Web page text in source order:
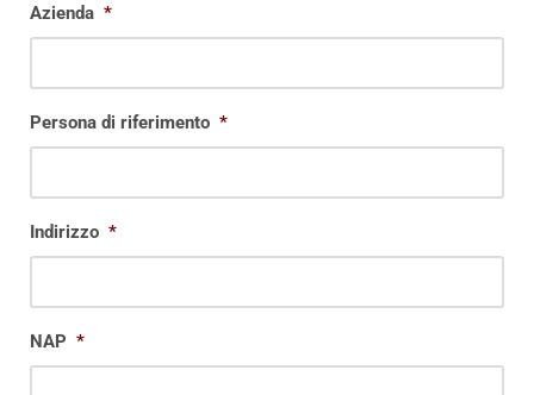
Azienda *
Persona di riferimento *
Indirizzo *
NAP *